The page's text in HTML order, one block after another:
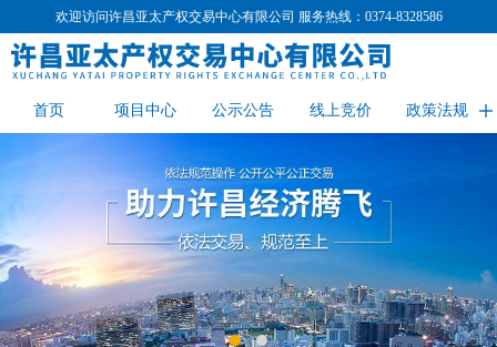
欢迎访问许昌亚太产权交易中心有限公司 服务热线：0374-8328586
首页 项目中心 公示公告 线上竞价 政策法规
业务指南